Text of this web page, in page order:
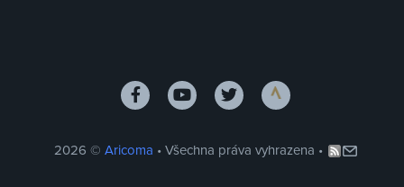
2026 © Aricoma • Všechna práva vyhrazena •